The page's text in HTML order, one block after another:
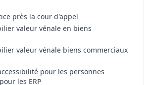
près la cour d'appel
valeur vénale en biens
valeur vénale biens commerciaux
pour les personnes
les ERP